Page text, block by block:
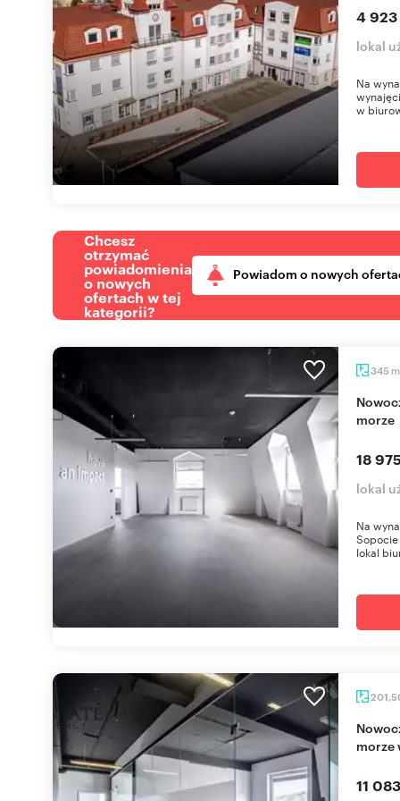
4 923
lokal
Na
w
Chcesz
otrzymać
powiadomienia
o nowych
ofertach w tej
kategorii?
Powiadom o nowych
345 m
Nowoczesny biurowiec z tarasem i widokiem na
morze
18
lokal
Na
lokal
Nowoczesny biurowiec z tarasem - widok na
morze
11